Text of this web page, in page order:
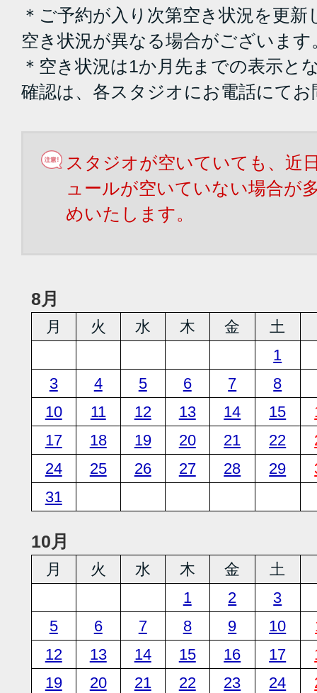
＊ご予約が入り次第空き状況を更
空き状況が異なる場合がございます
＊空き状況は1か月先までの表示と
確認は、各スタジオにお電話にて
スタジオが空いていても、近
ュールが空いていない場合が
めいたします。
8月
月 火 水 木 金 土
1
3
4 5 6 7
8
10
11 12 13 14 15
17
18 19 20 21 22
24
25 26 27 28 29
31
10月
月 火 水 木 金 土
1
2
3
5
6 7 8 9 10
12
13 14 15 16 17
19
20 21 22 23 24